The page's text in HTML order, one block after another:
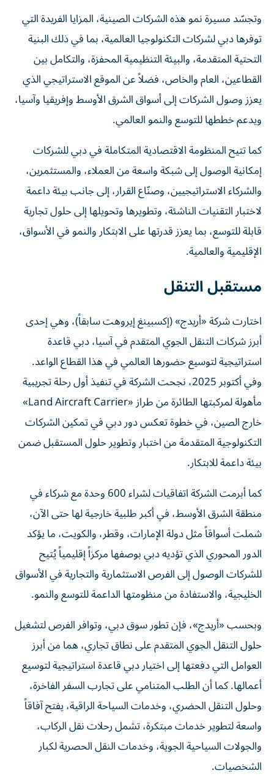
وتجسّد مسيرة نمو هذه الشركات الصينية، المزايا الفريدة التي
توفرها دبي لشركات التكنولوجيا العالمية، بما في ذلك البنية
التحتية المتقدمة، والبيئة التنظيمية المحفزة، والتكامل بين
القطاعين، العام والخاص، فضلاً عن الموقع الاستراتيجي الذي
يعزز وصول الشركات إلى أسواق الشرق الأوسط وإفريقيا وآسيا،
ويدعم خططها للتوسع والنمو العالمي.
كما تتيح المنظومة الاقتصادية المتكاملة في دبي للشركات
إمكانية الوصول إلى شبكة واسعة من العملاء، والمستثمرين،
والشركاء الاستراتيجيين، وصنّاع القرار، إلى جانب بيئة داعمة
لاختبار التقنيات الناشئة، وتطويرها وتحويلها إلى حلول تجارية
قابلة للتوسع، بما يعزز قدرتها على الابتكار والنمو في الأسواق،
الإقليمية والعالمية.
مستقبل التنقل
اختارت شركة «أريدج» (إكسبينغ إيروهت سابقاً)، وهي إحدى
أبرز شركات التنقل الجوي المتقدم في آسيا، دبي قاعدة
استراتيجية لتوسيع حضورها العالمي في هذا القطاع الواعد.
وفي أكتوبر 2025، نجحت الشركة في تنفيذ أول رحلة تجريبية
مأهولة لمركبتها الطائرة من طراز «Land Aircraft Carrier»
خارج الصين، في خطوة تعكس دور دبي في تمكين الشركات
التكنولوجية المتقدمة من اختبار وتطوير حلول المستقبل ضمن
بيئة داعمة للابتكار.
كما أبرمت الشركة اتفاقيات لشراء 600 وحدة مع شركاء في
منطقة الشرق الأوسط، في أكبر طلبية خارجية لها حتى الآن،
شملت أسواقاً مثل دولة الإمارات، وقطر، والكويت، ما يؤكد
الدور المحوري الذي تؤديه دبي بوصفها مركزاً إقليمياً يُتيح
للشركات الوصول إلى الفرص الاستثمارية والتجارية في الأسواق
الخليجية، والاستفادة من منظومتها الداعمة للتوسع والنمو.
وبحسب «أريدج»، فإن تطور سوق دبي، وتوافر الفرص لتشغيل
حلول التنقل الجوي المتقدم على نطاق تجاري، هما من أبرز
العوامل التي دفعتها إلى اختيار دبي قاعدة استراتيجية لتوسيع
أعمالها. كما أن الطلب المتنامي على تجارب السفر الفاخرة،
وحلول التنقل الحضري، وخدمات السياحة الراقية، يفتح آفاقاً
واسعة لتطوير خدمات مبتكرة، تشمل رحلات نقل الركاب،
والجولات السياحية الجوية، وخدمات النقل الحصرية لكبار
الشخصيات.